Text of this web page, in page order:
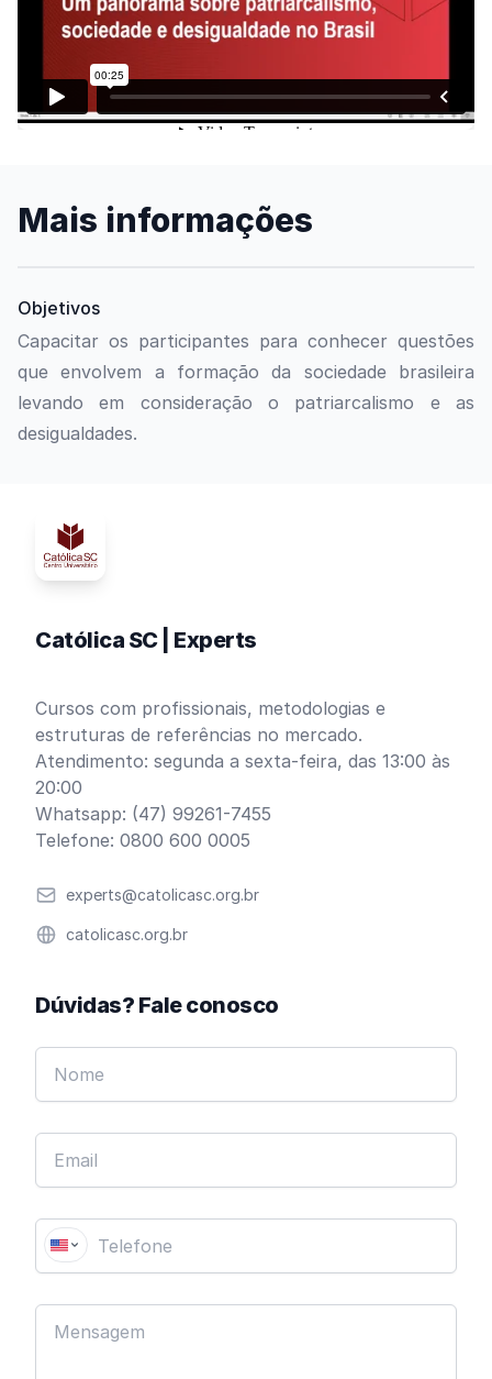
Assista o vídeo
Mais informações
Objetivos
Capacitar os participantes para conhecer questões
que envolvem a formação da sociedade brasileira
levando em consideração o patriarcalismo e as
desigualdades.
Católica SC | Experts
Cursos com profissionais, metodologias e
estruturas de referências no mercado.
Atendimento: segunda a sexta-feira, das 13:00 às
20:00
Whatsapp: (47) 99261-7455
Telefone: 0800 600 0005
Emailexperts@catolicasc.org.br
Websitecatolicasc.org.br
Dúvidas? Fale conosco